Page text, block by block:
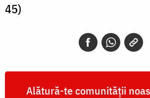
45)
Alătură-te comunității